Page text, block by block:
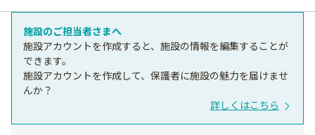
施設のご担当者さまへ
施設アカウントを作成すると、施設の情報を編集することが
できます。
施設アカウントを作成して、保護者に施設の魅力を届けませ
んか？
詳しくはこちら